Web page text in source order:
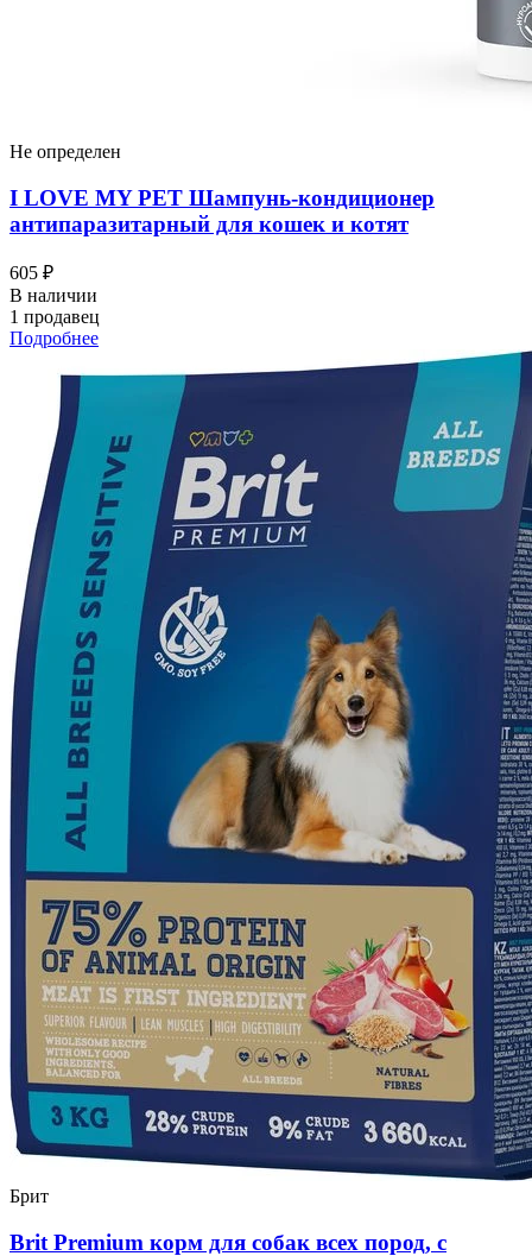
Не определен
I LOVЕ MY PET Шампунь-кондиционер
антипаразитарный для кошек и котят
605 ₽
В наличии
1 продавец
Подробнее
Брит
Brit Premium корм для собак всех пород, с